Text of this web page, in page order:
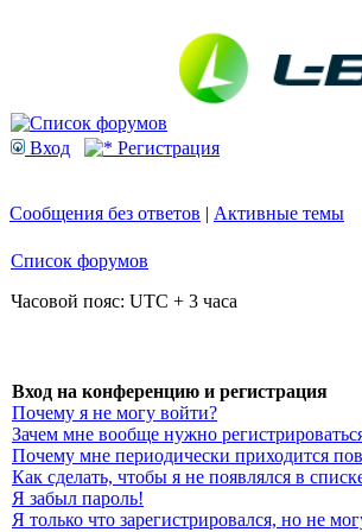
Вход Регистрация
Сообщения без ответов | Активные темы
Список форумов
Часовой пояс: UTC + 3 часа
Вход на конференцию и регистрация
Почему я не могу войти?
Зачем мне вообще нужно
Почему мне периодически приходится
Как сделать, чтобы я не появлялся в
Я забыл пароль!
Я только что зарегистрировался, но не